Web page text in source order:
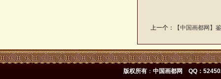
上一个： 【中国画都网】
版权所有 ： 中国画都网 QQ：